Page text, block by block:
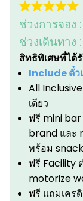
ช่วงการจอง :
ช่วงเดินทาง :
สิทธิพิเศษที่ได้
Include ตั๋ว
All
เดียว
ฟรี mini
brand และ
พร้อม
ฟรี Facility
motorize
ฟรี แถมเคร